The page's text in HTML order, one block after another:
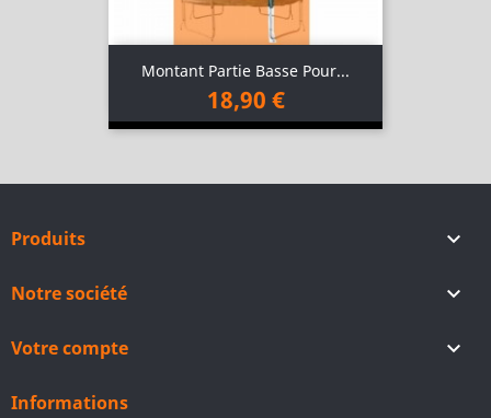
Montant Partie Basse Pour...
18,90 €
Produits 
Notre société 
Votre compte 
Informations